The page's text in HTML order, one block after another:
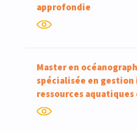
approfondie
Master en
spécialisée en
ressources